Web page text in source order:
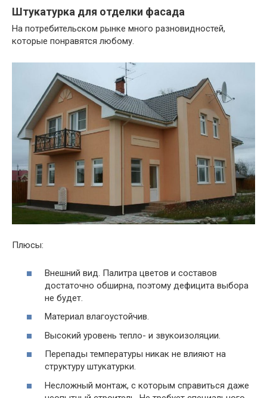
Штукатурка для отделки фасада
На потребительском рынке много разновидностей,
которые понравятся любому.
Плюсы:
Внешний вид. Палитра цветов и составов
достаточно обширна, поэтому дефицита выбора
не будет.
Материал влагоустойчив.
Высокий уровень тепло- и звукоизоляции.
Перепады температуры никак не влияют на
структуру штукатурки.
Несложный монтаж, с которым справиться даже